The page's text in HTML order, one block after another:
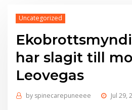
Uncategorized
har slagit till
Leovegas
by spinecarepuneeee Jul 29,